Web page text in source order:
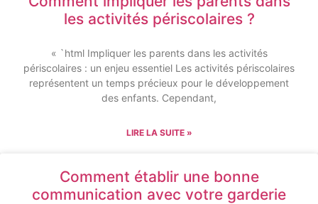
les activités périscolaires ?
« `html Impliquer les parents dans les activités
périscolaires : un enjeu essentiel Les activités périscolaires
représentent un temps précieux pour le développement
des enfants. Cependant,
LIRE LA SUITE »
Comment établir une bonne
communication avec votre garderie